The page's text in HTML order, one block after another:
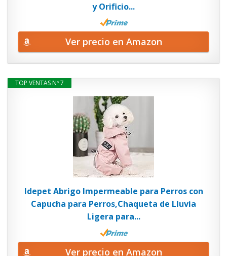
y Orificio...
Ver precio en Amazon
TOP VENTAS Nº 7
Idepet Abrigo Impermeable para Perros con
Capucha para Perros,Chaqueta de Lluvia
Ligera para...
Ver precio en Amazon